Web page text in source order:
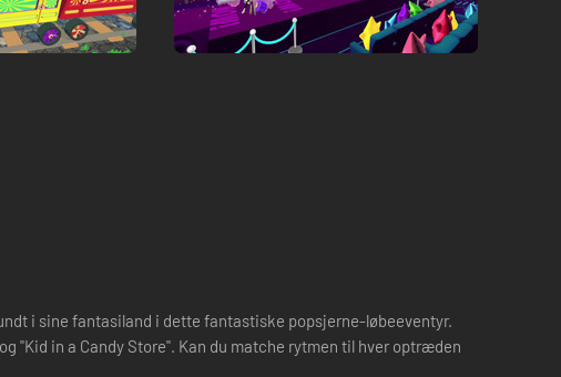
i sine fantasiland i dette fantastiske popsjerne-løbeeventyr.
"Kid in a Candy Store". Kan du matche rytmen til hver optræden